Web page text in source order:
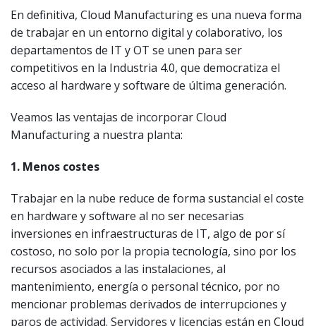
En definitiva, Cloud Manufacturing es una nueva forma
de trabajar en un entorno digital y colaborativo, los
departamentos de IT y OT se unen para ser
competitivos en la Industria 4.0, que democratiza el
acceso al hardware y software de última generación.
Veamos las ventajas de incorporar Cloud
Manufacturing a nuestra planta:
1. Menos costes
Trabajar en la nube reduce de forma sustancial el coste
en hardware y software al no ser necesarias
inversiones en infraestructuras de IT, algo de por sí
costoso, no solo por la propia tecnología, sino por los
recursos asociados a las instalaciones, al
mantenimiento, energía o personal técnico, por no
mencionar problemas derivados de interrupciones y
paros de actividad. Servidores y licencias están en Cloud